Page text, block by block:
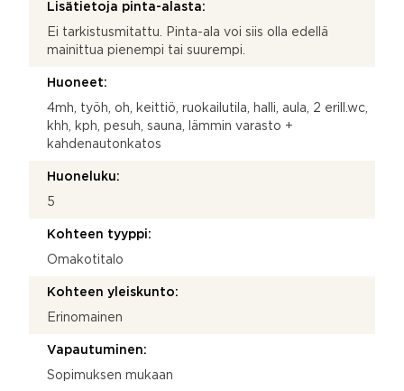
Lisätietoja pinta-alasta:
Ei tarkistusmitattu. Pinta-ala voi siis olla edellä
mainittua pienempi tai suurempi.
Huoneet:
4mh, työh, oh, keittiö, ruokailutila, halli, aula, 2 erill.wc,
khh, kph, pesuh, sauna, lämmin varasto +
kahdenautonkatos
Huoneluku:
5
Kohteen tyyppi:
Omakotitalo
Kohteen yleiskunto:
Erinomainen
Vapautuminen:
Sopimuksen mukaan